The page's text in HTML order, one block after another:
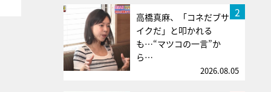
2
高橋真麻、「コネだブサ
イクだ」と叩かれる
も…“マツコの一言”か
ら…
2026.08.05